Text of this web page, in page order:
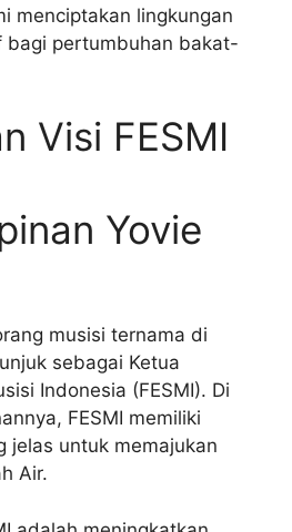
menciptakan lingkungan
bagi pertumbuhan bakat-
Visi FESMI
Yovie
musisi ternama di
sebagai Ketua
Indonesia (FESMI). Di
FESMI memiliki
jelas untuk memajukan
Air.